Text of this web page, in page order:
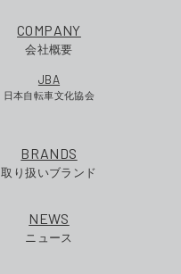
COMPANY
会社概要
JBA
日本自転車文化協会
BRANDS
取り扱いブランド
NEWS
ニュース